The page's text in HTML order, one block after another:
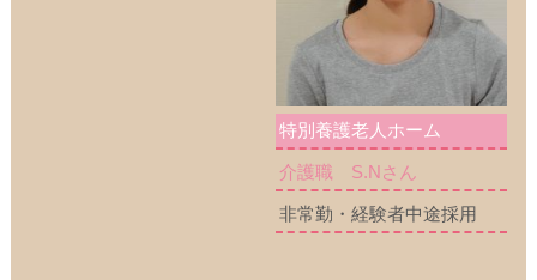
特別養護老人ホーム
介護職 S.Nさん
非常勤・経験者中途採用